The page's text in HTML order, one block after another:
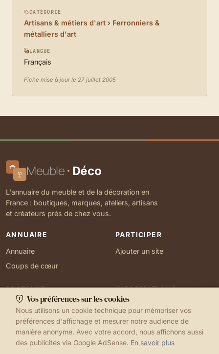
CATÉGORIE
Artisans & métiers d'art › Ferronniers &
métalliers d'art
LANGUE
Français
Fiche mise à jour le 27 juillet 2005
Meuble Déco
L'annuaire du meuble et de la décoration en
France : boutiques, marques, ateliers, artisans
et créateurs près de chez vous.
ANNUAIRE
Annuaire
Coups de cœur
PARTICIPER
Ajouter un site
PRATIQUE
Ma localisation
Gérer mes cookies
INFORMATIONS
Contact
Vos préférences sur les cookies
Nous utilisons un cookie technique pour mémoriser vos
préférences d'affichage et mesurer notre audience de
manière anonyme. Avec votre accord, nous affichons aussi
des publicités via Google AdSense. En savoir plus